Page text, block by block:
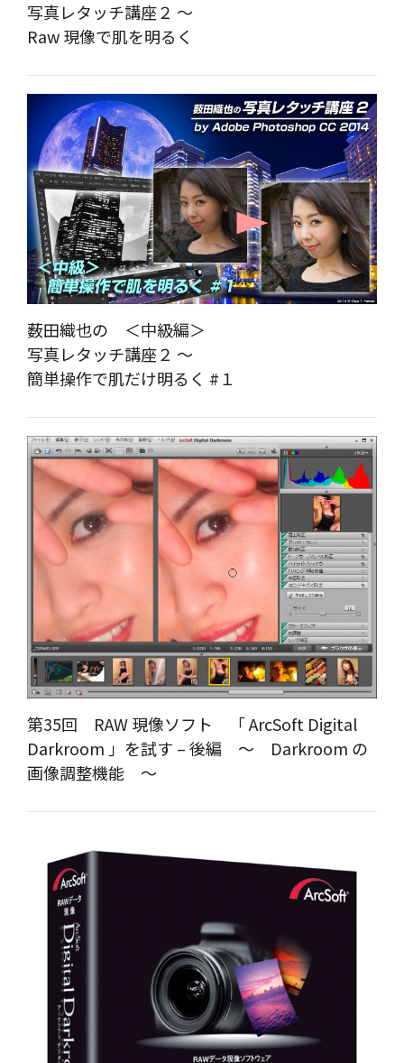
写真レタッチ講座２ ～
Raw 現像で肌を明るく
薮田織也の ＜中級編＞
写真レタッチ講座２ ～
簡単操作で肌だけ明るく #１
第35回 RAW 現像ソフト 「 ArcSoft Digital
Darkroom 」を試す – 後編 ～ Darkroom の
画像調整機能 ～